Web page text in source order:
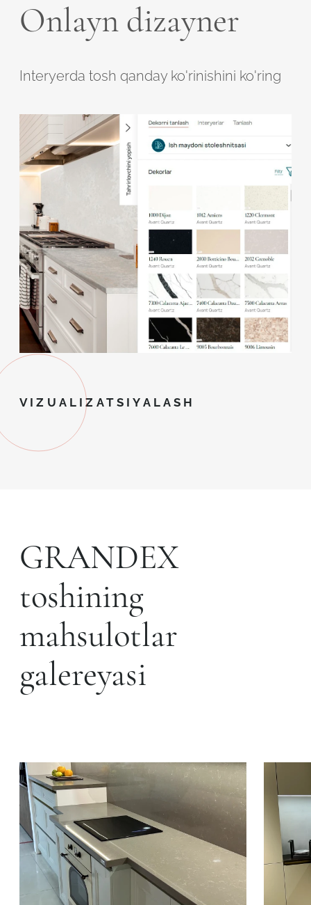
Onlayn dizayner
Interyerda tosh qanday ko'rinishini ko'ring
VIZUALIZATSIYALASH
GRANDEX
toshining
mahsulotlar
galereyasi